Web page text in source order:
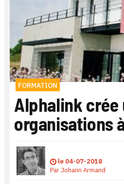
FORMATION
Alphalink crée
organisations
le 04-07-2018
Par Johann Armand